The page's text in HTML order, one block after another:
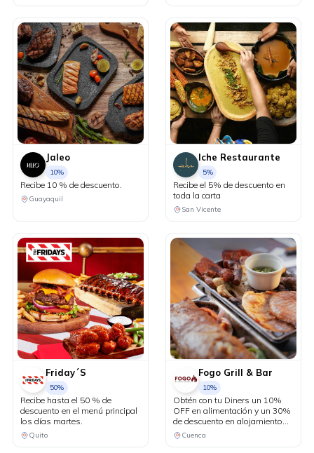
Jaleo
10%
Recibe 10 % de descuento.
Guayaquil
Iche Restaurante
5%
Recibe el 5% de descuento en
toda la carta
San Vicente
Friday´S
50%
Recibe hasta el 50 % de
descuento en el menú principal
los días martes.
Quito
Fogo Grill & Bar
10%
Obtén con tu Diners un 10%
OFF en alimentación y un 30%
de descuento en alojamiento
desde la segunda noche.
Cuenca